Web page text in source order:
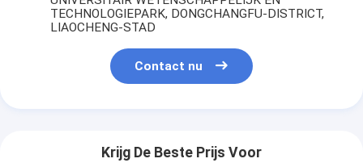
TECHNOLOGIEPARK, DONGCHANGFU-DISTRICT,
LIAOCHENG-STAD
Contact nu
Krijg De Beste Prijs Voor